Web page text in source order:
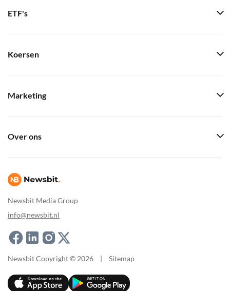
Newsbit Media Group
info@newsbit.nl
ETF's
Koersen
Marketing
Over ons
Newsbit Copyright © 2026 | Sitemap